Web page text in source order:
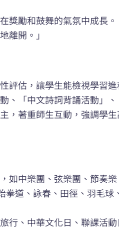
獎勵和鼓舞的氣氛中成長。
離開。」
評估，讓學生能檢視學習
、「中文詩詞背誦活動」
，著重師生互動，強調學
如中樂團、弦樂團、節奏
拳道、詠春、田徑、羽毛球
行、中華文化日、聯課活